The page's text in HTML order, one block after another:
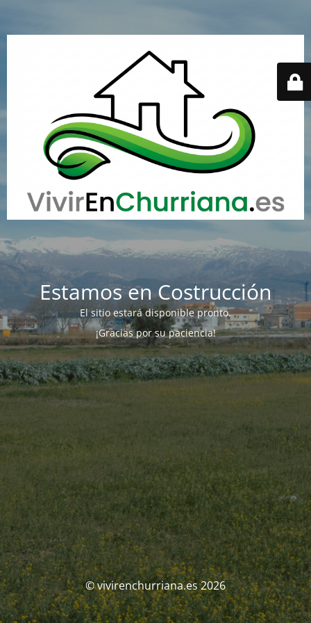
Estamos en Costrucción
El sitio estará disponible pronto.
¡Gracias por su paciencia!
© vivirenchurriana.es 2026